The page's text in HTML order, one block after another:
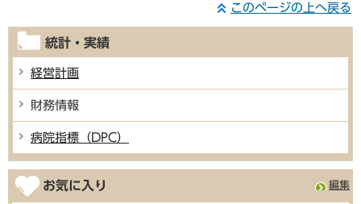
このページの上へ戻る
統計・実績
経営計画
財務情報
病院指標（DPC）
お気に入り 編集